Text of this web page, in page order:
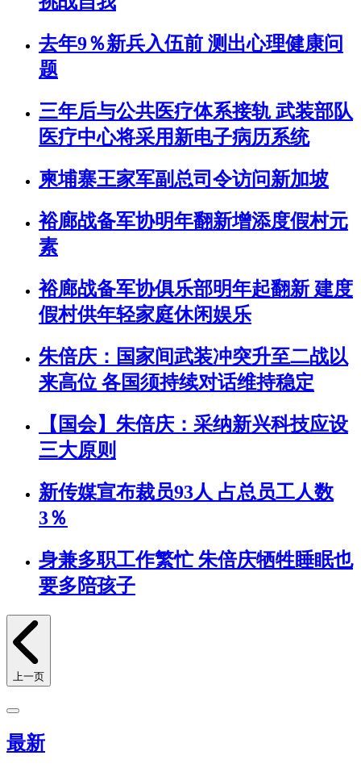
去年9％新兵入伍前 测出心理健康问
题
三年后与公共医疗体系接轨 武装部队
医疗中心将采用新电子病历系统
柬埔寨王家军副总司令访问新加坡
裕廊战备军协明年翻新增添度假村元
素
裕廊战备军协俱乐部明年起翻新 建度
假村供年轻家庭休闲娱乐
朱倍庆：国家间武装冲突升至二战以
来高位 各国须持续对话维持稳定
【国会】朱倍庆：采纳新兴科技应设
三大原则
新传媒宣布裁员93人 占总员工人数
3％
身兼多职工作繁忙 朱倍庆牺牲睡眠也
要多陪孩子
上一页
最新